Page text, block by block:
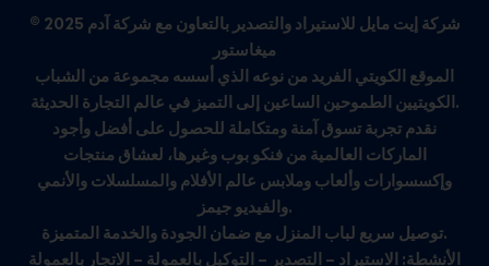
© 2025 شركة إيت مايل للاستيراد والتصدير بالتعاون مع شركة آدم
ميغاستور
الموقع الكويتي الفريد من نوعه الذي أسسه مجموعة من الشباب
الكويتيين الطموحين الساعين إلى التميز في عالم التجارة الحديثة.
نقدم تجربة تسوق آمنة ومتكاملة للحصول على أفضل وأجود
الماركات العالمية من فنكو بوب وغيرها، لعشاق منتجات
وإكسسوارات وألعاب وملابس عالم الأفلام والمسلسلات والأنمي
والفيديو جيمز.
توصيل سريع لباب المنزل مع ضمان الجودة والخدمة المتميزة.
الأنشطة: الاستيراد – التصدير – التوكيل بالعمولة – الاتجار بالعمولة